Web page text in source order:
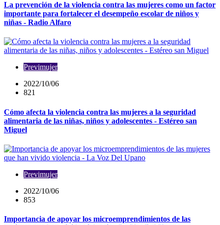
La prevención de la violencia contra las mujeres como un factor
importante para fortalecer el desempeño escolar de niños y
niñas - Radio Alfaro
Previmujer
2022/10/06
821
Cómo afecta la violencia contra las mujeres a la seguridad
alimentaria de las niñas, niños y adolescentes - Estéreo san
Miguel
Previmujer
2022/10/06
853
Importancia de apoyar los microemprendimientos de las